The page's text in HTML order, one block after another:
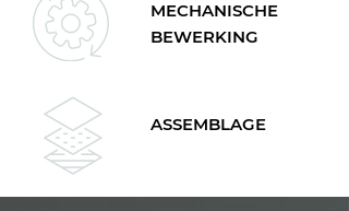
MECHANISCHE
BEWERKING
ASSEMBLAGE